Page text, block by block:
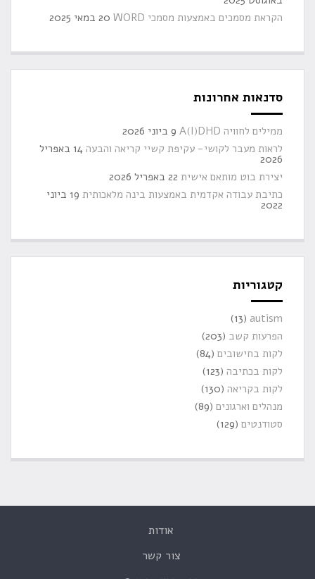
הקראת מסמכים באמצעות מסמכי WORD
20 במאי 2025
סדנאות אחרונות
ממילים לחוויה A(I)DHD
9 ביוני 2026
לראות מעבר לקושי- עקיפת קשיי קריאה והבעה
14 באפריל
2026
יצירת בוט מותאם אישית 22 באפריל 2026
כתיבת עבודה אקדמית באמצעות בינה מלאכותית
19 ביוני
2022
קטגוריות
autism
(13)
הפרעות קשב (203)
לקות בחישובים (84)
לקות בכתיבה (123)
לקות בקריאה (130)
מנהלים וארגונים (89)
סטודנטים (129)
אודות
צור קשר